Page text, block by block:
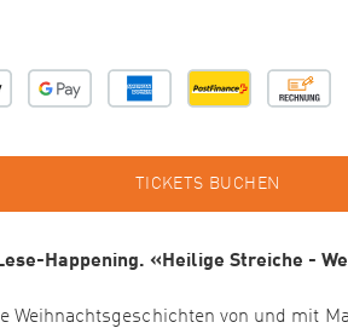
TICKETS BUCHEN
Happening. «Heilige Streiche -
von und mit